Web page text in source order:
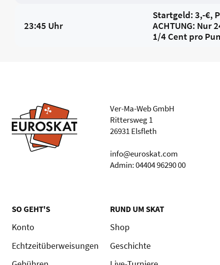
23:45 Uhr
Startgeld: 3,-€,
ACHTUNG: Nur
1/4 Cent pro
Ver-Ma-Web GmbH
Rittersweg 1
26931 Elsfleth
info@euroskat.com
Admin: 04404 96290 00
SO GEHT'S
Konto
Echtzeitüberweisungen
RUND UM SKAT
Shop
Geschichte